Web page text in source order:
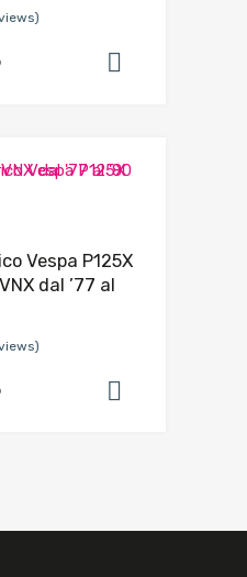
Vespa P125X
dal ’77 al